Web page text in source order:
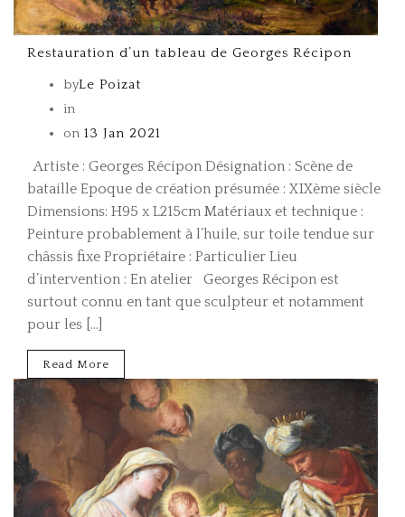
Restauration d’un tableau de Georges Récipon
byLe Poizat
in
on 13 Jan 2021
Artiste : Georges Récipon Désignation : Scène de
bataille Epoque de création présumée : XIXème siècle
Dimensions: H95 x L215cm Matériaux et technique :
Peinture probablement à l’huile, sur toile tendue sur
châssis fixe Propriétaire : Particulier Lieu
d’intervention : En atelier Georges Récipon est
surtout connu en tant que sculpteur et notamment
pour les […]
Read More